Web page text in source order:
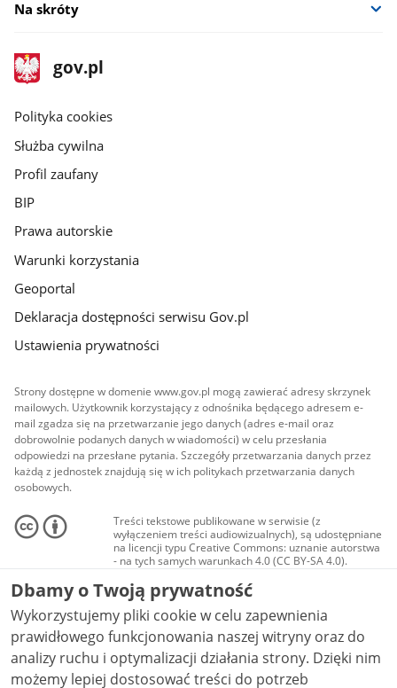
Na skróty
stopka
gov.pl
Strona
gov.pl
gov.pl
Polityka cookies
Służba cywilna
Profil zaufany
BIP
Prawa autorskie
Warunki korzystania
Geoportal
Deklaracja dostępności serwisu Gov.pl
Ustawienia prywatności
Strony dostępne w domenie www.gov.pl mogą zawierać adresy skrzynek
mailowych. Użytkownik korzystający z odnośnika będącego adresem e-
mail zgadza się na przetwarzanie jego danych (adres e-mail oraz
dobrowolnie podanych danych w wiadomości) w celu przesłania
odpowiedzi na przesłane pytania. Szczegóły przetwarzania danych przez
każdą z jednostek znajdują się w ich politykach przetwarzania danych
osobowych.
Treści tekstowe publikowane w serwisie (z
wyłączeniem treści audiowizualnych), są udostępniane
na licencji typu Creative Commons: uznanie autorstwa
- na tych samych warunkach 4.0 (CC BY-SA 4.0).
Materiały audiowizualne, w tym zdjęcia, materiały
audio i wideo, są udostępniane na licencji typu
Creative Commons: uznanie autorstwa użycie
niekomercyjne - bez utworów zależnych 4.0 (CC BY-
NC-ND 4.0), o ile nie jest to stwierdzone inaczej.
Dbamy o Twoją prywatność
Wykorzystujemy pliki cookie w celu zapewnienia
prawidłowego funkcjonowania naszej witryny oraz do
analizy ruchu i optymalizacji działania strony. Dzięki nim
możemy lepiej dostosować treści do potrzeb